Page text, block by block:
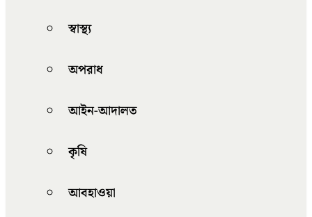
স্বাস্থ্য
অপরাধ
আইন-আদালত
কৃষি
আবহাওয়া